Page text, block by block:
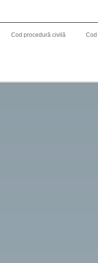
Cod procedură civilă